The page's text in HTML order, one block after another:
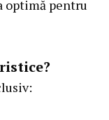
optimă pentru